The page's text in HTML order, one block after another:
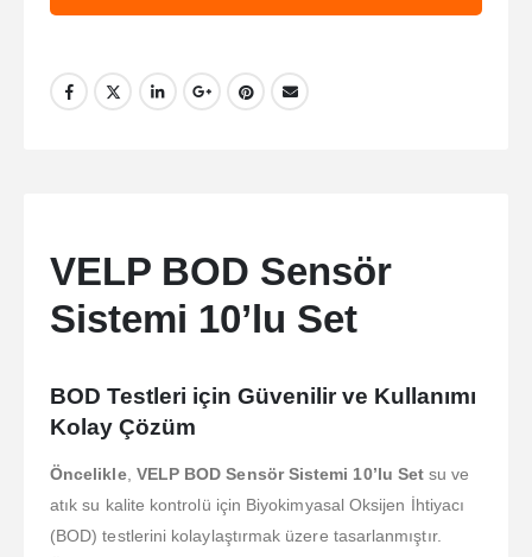
VELP BOD Sensör
Sistemi 10’lu Set
BOD Testleri için Güvenilir ve Kullanımı
Kolay Çözüm
Öncelikle, VELP BOD Sensör Sistemi 10’lu Set su ve
atık su kalite kontrolü için Biyokimyasal Oksijen İhtiyacı
(BOD) testlerini kolaylaştırmak üzere tasarlanmıştır.